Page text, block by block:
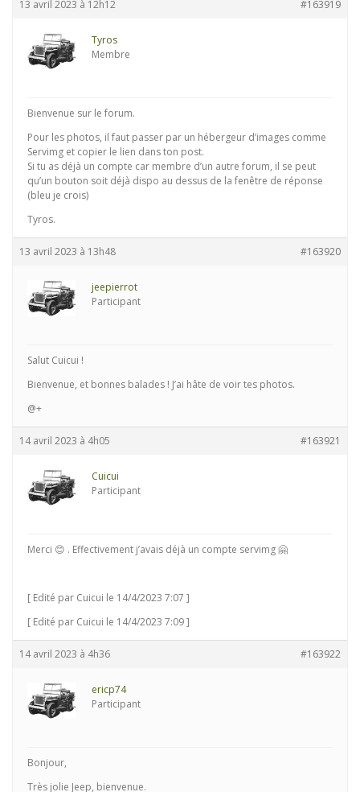
13 avril 2023 à 12h12 #163919
Tyros
Membre
Bienvenue sur le forum.
Pour les photos, il faut passer par un hébergeur d’images comme
Servimg et copier le lien dans ton post.
Si tu as déjà un compte car membre d’un autre forum, il se peut
qu’un bouton soit déjà dispo au dessus de la fenêtre de réponse
(bleu je crois)
Tyros.
13 avril 2023 à 13h48 #163920
jeepierrot
Participant
Salut Cuicui !
Bienvenue, et bonnes balades ! J’ai hâte de voir tes photos.
@+
14 avril 2023 à 4h05 #163921
Cuicui
Participant
Merci 😊 . Effectivement j’avais déjà un compte servimg 🤗
[ Edité par Cuicui le 14/4/2023 7:07 ]
[ Edité par Cuicui le 14/4/2023 7:09 ]
14 avril 2023 à 4h36 #163922
ericp74
Participant
Bonjour,
Très jolie Jeep, bienvenue.